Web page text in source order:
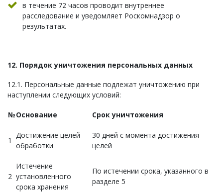
в течение 72 часов проводит внутреннее
расследование и уведомляет Роскомнадзор о
результатах.
12. Порядок уничтожения персональных данных
12.1. Персональные данные подлежат уничтожению при
наступлении следующих условий:
№Основание Срок уничтожения
1
Достижение целей
обработки
30 дней с момента достижения
целей
2
Истечение
установленного
срока хранения
По истечении срока, указанного в
разделе 5